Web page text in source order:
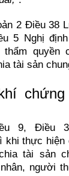
2 Điều 38
5 Nghị
quyền
tài sản
9, Điều
khi thực hiện
tài sản
người